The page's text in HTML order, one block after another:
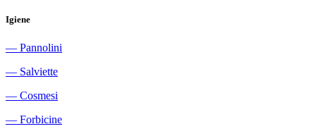
Igiene
― Pannolini
― Salviette
― Cosmesi
― Forbicine